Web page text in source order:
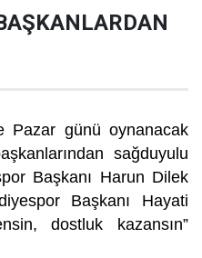
Pazar günü oynanacak
sağduyulu
Başkanı Harun Dilek
Başkanı Hayati
dostluk kazansın”